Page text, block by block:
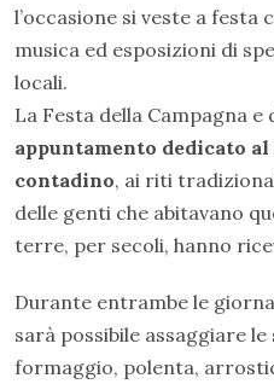
l’occasione si veste a
musica ed esposizioni di
locali.
La Festa della Campagna
appuntamento dedicato
contadino, ai riti
delle genti che abitavano
terre, per secoli, hanno
Durante entrambe le
sarà possibile assaggiare
formaggio, polenta,